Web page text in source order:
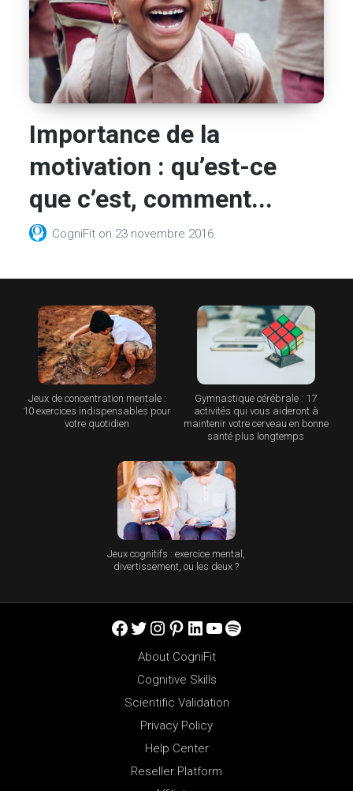
Importance de la
motivation : qu’est-ce
que c’est, comment...
CogniFit on 23 novembre 2016
Jeux de concentration mentale :
10 exercices indispensables pour
votre quotidien
Gymnastique cérébrale : 17
activités qui vous aideront à
maintenir votre cerveau en bonne
santé plus longtemps
Jeux cognitifs : exercice mental,
divertissement, ou les deux ?
Facebook
Twitter
Instagram
Pinterest
LinkedIn
YouTube
Spotify
About CogniFit
Cognitive Skills
Scientific Validation
Privacy Policy
Help Center
Reseller Platform